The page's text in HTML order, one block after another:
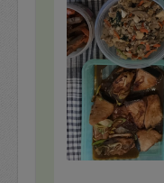
中でも『鶏むね肉
むね肉なのにしっ
でいます。
鈴木さんはむね肉
で、
その秘訣も教えて
次回もまたリクエ